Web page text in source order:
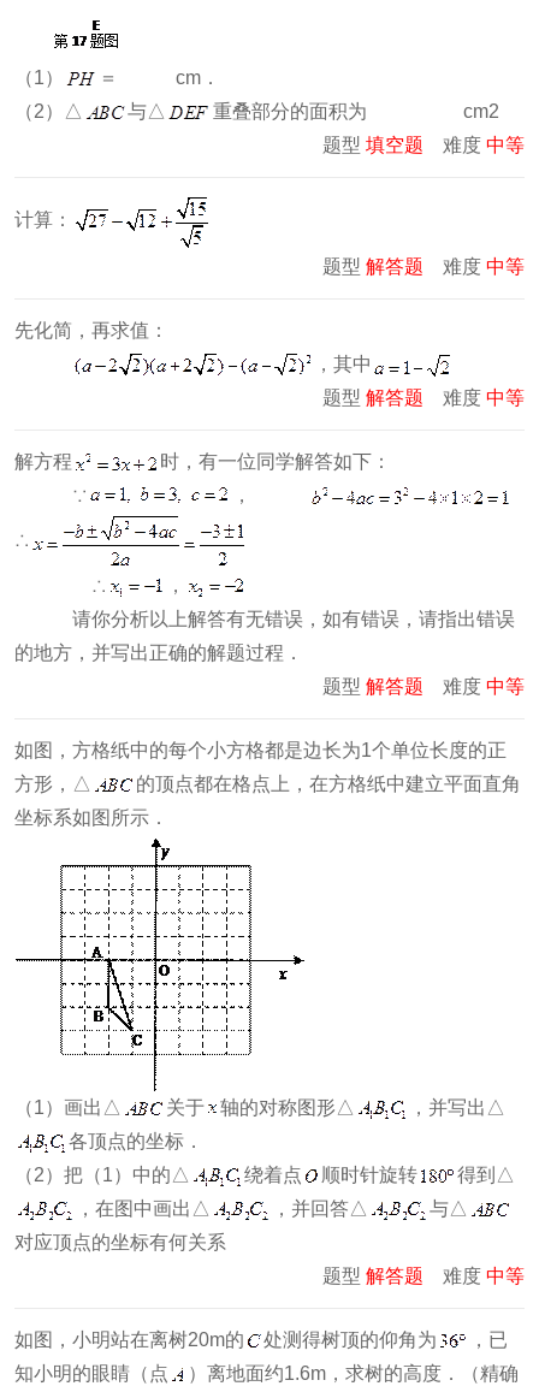
（1）
＝ cm．
（2）△
与△
重叠部分的面积为 cm2
题型 填空题 难度 中等
计算：
题型 解答题 难度 中等
先化简，再求值：
，其中
题型 解答题 难度 中等
解方程
时，有一位同学解答如下：
∵
，
∴
∴
，
请你分析以上解答有无错误，如有错误，请指出错误
的地方，并写出正确的解题过程．
题型 解答题 难度 中等
如图，方格纸中的每个小方格都是边长为1个单位长度的正
方形，△
的顶点都在格点上，在方格纸中建立平面直角
坐标系如图所示．
（1）画出△ 关于 轴的对称图形△
，并写出△
各顶点的坐标．
（2）把（1）中的△
绕着点 顺时针旋转
得到△
，在图中画出△
，并回答△
与△
对应顶点的坐标有何关系
题型 解答题 难度 中等
如图，小明站在离树20m的 处测得树顶的仰角为
，已
知小明的眼睛（点
）离地面约1.6m，求树的高度．（精确